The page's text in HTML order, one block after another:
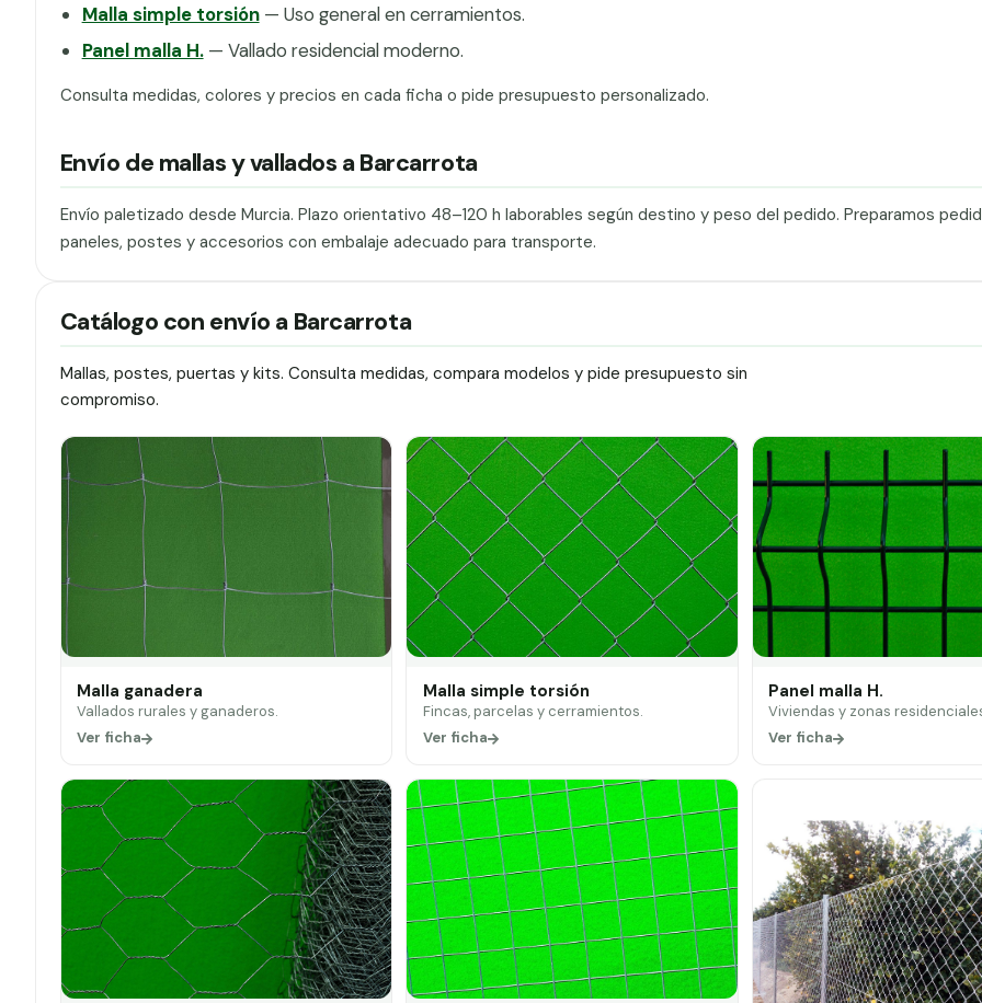
Malla simple torsión— Uso general en cerramientos.
Panel malla H.— Vallado residencial moderno.
Consulta medidas, colores y precios en cada ficha o pide presupuesto personalizado.
Envío de mallas y vallados a Barcarrota
Envío paletizado desde Murcia. Plazo orientativo 48–120 h laborables según destino y peso del pedido. Preparamos
paneles, postes y accesorios con embalaje adecuado para transporte.
Catálogo con envío a Barcarrota
Mallas, postes, puertas y kits. Consulta medidas, compara modelos y pide presupuesto sin
compromiso.
Malla ganadera
Vallados rurales y ganaderos.
Ver ficha
Malla simple torsión
Fincas, parcelas y cerramientos.
Ver ficha
Panel malla H.
Viviendas y zonas
Ver ficha